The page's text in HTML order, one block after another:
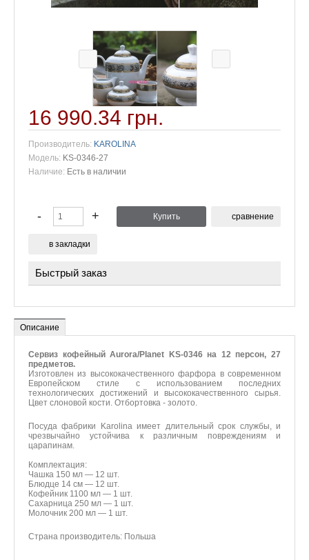
16 990.34 грн.
Производитель: KAROLINA
Модель: KS-0346-27
Наличие: Есть в наличии
сравнение
в закладки
Быстрый заказ
мы могли связаться с Вами
*Имя
Комментарий
*Введите код
Описание
Сервиз кофейный Aurora/Planet KS-0346 на 12 персон, 27
предметов.
Изготовлен из высококачественного фарфора в современном
Европейском стиле с использованием последних
технологических достижений и высококачественного сырья.
Цвет слоновой кости. Отбортовка - золото.
Посуда фабрики Karolina имеет длительный срок службы, и
чрезвычайно устойчива к различным повреждениям и
царапинам.
Комплектация:
Чашка 150 мл — 12 шт.
Блюдце 14 см — 12 шт.
Кофейник 1100 мл — 1 шт.
Сахарница 250 мл — 1 шт.
Молочник 200 мл — 1 шт.
Страна производитель: Польша